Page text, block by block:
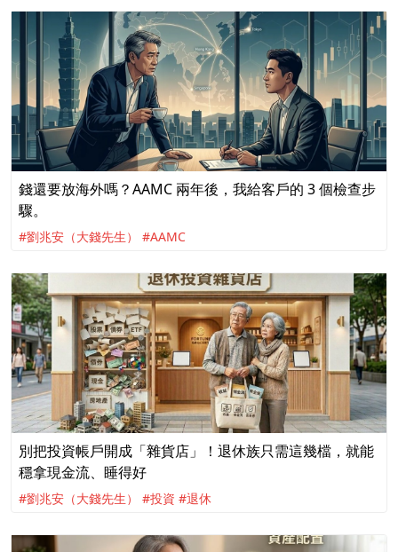
錢還要放海外嗎？AAMC 兩年後，我給客戶的 3 個檢查步
驟。
#劉兆安（大錢先生） #AAMC
別把投資帳戶開成「雜貨店」！退休族只需這幾檔，就能
穩拿現金流、睡得好
#劉兆安（大錢先生） #投資 #退休